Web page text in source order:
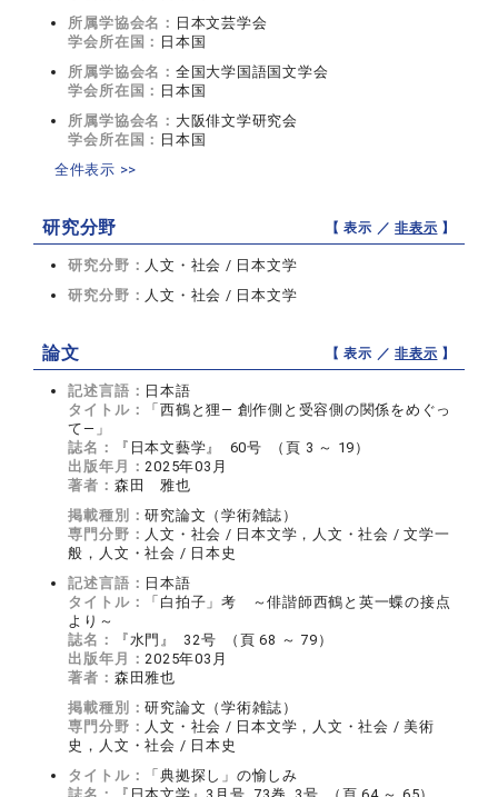
所属学協会名： 日本文芸学会
学会所在国： 日本国
所属学協会名： 全国大学国語国文学会
学会所在国： 日本国
所属学協会名： 大阪俳文学研究会
学会所在国： 日本国
全件表示 >>
研究分野 【 表示 ／非表示 】
研究分野： 人文・社会 / 日本文学
研究分野： 人文・社会 / 日本文学
論文 【 表示 ／非表示 】
記述言語： 日本語
タイトル：
「西鶴と狸― 創作側と受容側の関係をめぐっ
て―」
誌名：
『日本文藝学』 60号 （頁 3 ～ 19）
出版年月：2025年03月
著者： 森田 雅也
掲載種別：研究論文（学術雑誌）
専門分野： 人文・社会 / 日本文学，人文・社会 / 文学一
般，人文・社会 / 日本史
記述言語： 日本語
タイトル：
「白拍子」考 ～俳諧師西鶴と英一蝶の接点
より～
誌名：
『水門』 32号 （頁 68 ～ 79）
出版年月：2025年03月
著者： 森田雅也
掲載種別：研究論文（学術雑誌）
専門分野： 人文・社会 / 日本文学，人文・社会 / 美術
史，人文・社会 / 日本史
タイトル：
「典拠探し」の愉しみ